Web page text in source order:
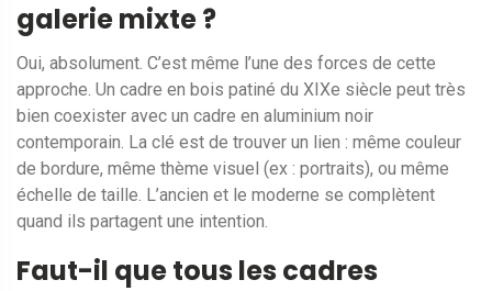
galerie mixte ?
Oui, absolument. C’est même l’une des forces de cette
approche. Un cadre en bois patiné du XIXe siècle peut très
bien coexister avec un cadre en aluminium noir
contemporain. La clé est de trouver un lien : même couleur
de bordure, même thème visuel (ex : portraits), ou même
échelle de taille. L’ancien et le moderne se complètent
quand ils partagent une intention.
Faut-il que tous les cadres